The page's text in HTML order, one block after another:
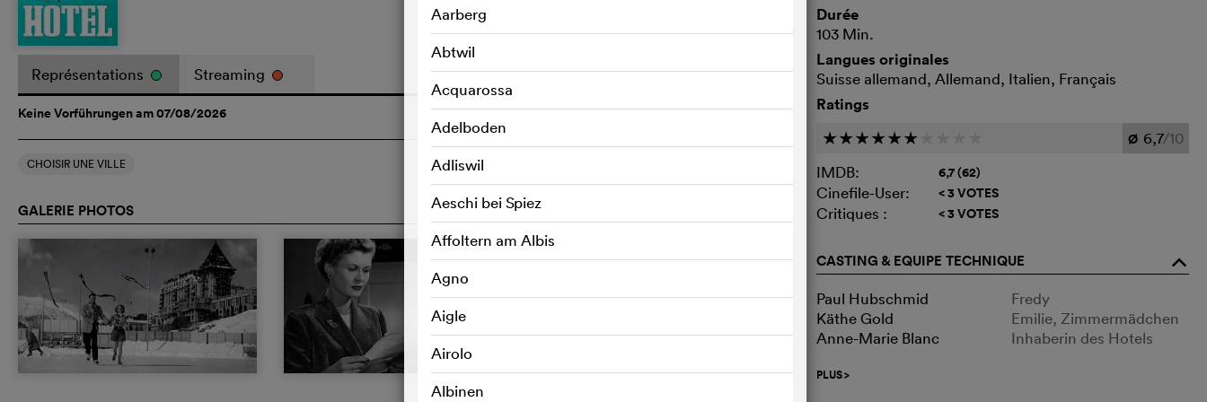
Représentations Streaming
Keine Vorführungen am 07/08/2026
CHOISIR UNE VILLE
Aarberg
Abtwil
Acquarossa
Adelboden
Adliswil
Aeschi bei Spiez
Affoltern am Albis
Agno
Aigle
Airolo
Albinen
GALERIE PHOTOS
Durée
103 Min.
Langues originales
Suisse allemand, Allemand, Italien, Français
Ratings
c c c c c c Ø 6,7/10
IMDB:
6,7 (62)
Cinefile-User: < 3 VOTES
Critiques : < 3 VOTES
CASTING & EQUIPE TECHNIQUE o
Paul Hubschmid
Fredy
Käthe Gold
Emilie, Zimmermädchen
Anne-Marie Blanc
Inhaberin des Hotels
PLUS>